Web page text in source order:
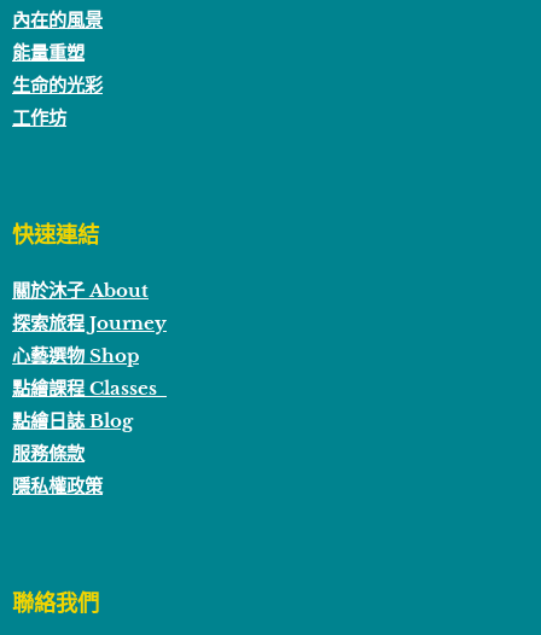
內在的風景
能量重塑
生命的光彩
工作坊
快速連結
關於沐子 About
探索旅程 Journey
心藝選物 Shop
點繪課程 Classes
點繪日誌 Blog
服務條款
隱私權政策
聯絡我們